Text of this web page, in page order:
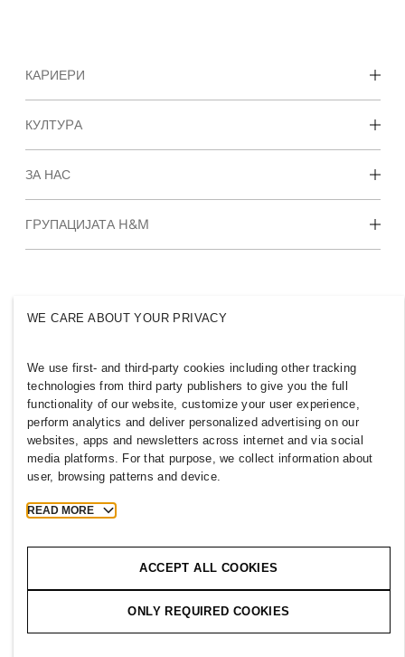
КАРИЕРИ
Откријте ги нашите области на работење
КУЛТУРА
Нашата култура и придобивките
ЗА НАС
Кои сме ние
ГРУПАЦИЈАТА H&M
MACEDONIA
Печат Правила и приватност
Колачиња Cookie Settings
H&M.com
2026 H & M Hennes and Mauritz AB.
Thejourneystartshere.
WE CARE ABOUT YOUR PRIVACY
We use first- and third-party cookies including other tracking
technologies from third party publishers to give you the full
functionality of our website, customize your user experience,
perform analytics and deliver personalized advertising on our
websites, apps and newsletters across internet and via social
media platforms. For that purpose, we collect information about
user, browsing patterns and device.
READ MORE
ACCEPT ALL COOKIES
ONLY REQUIRED COOKIES